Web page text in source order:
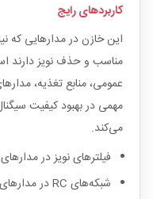
کاربردهای رایج
این خازن در مدارهایی که
مناسب و حذف نویز دارند
عمومی، منابع تغذیه،
مهمی در بهبود کیفیت
می‌کند.
فیلترهای نویز در
شبکه‌های RC در مدارهای زمان‌بندی